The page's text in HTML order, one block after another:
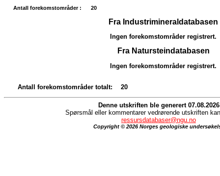
Antall forekomstområder : 20
Fra Industrimineraldatabasen
Ingen forekomstområder registrert.
Fra Natursteindatabasen
Ingen forekomstområder registrert.
Antall forekomstområder totalt: 20
Denne utskriften ble generert 07.08.2026
Spørsmål eller kommentarer vedrørende utskriften
ressursdatabaser@ngu.no
Copyright © 2026 Norges geologiske